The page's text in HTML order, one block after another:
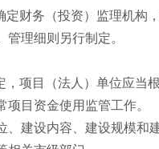
财务（投资）监理机构
理细则另行制定。
项目（法人）单位应当
目资金使用监管工作。
建设内容、建设规模和